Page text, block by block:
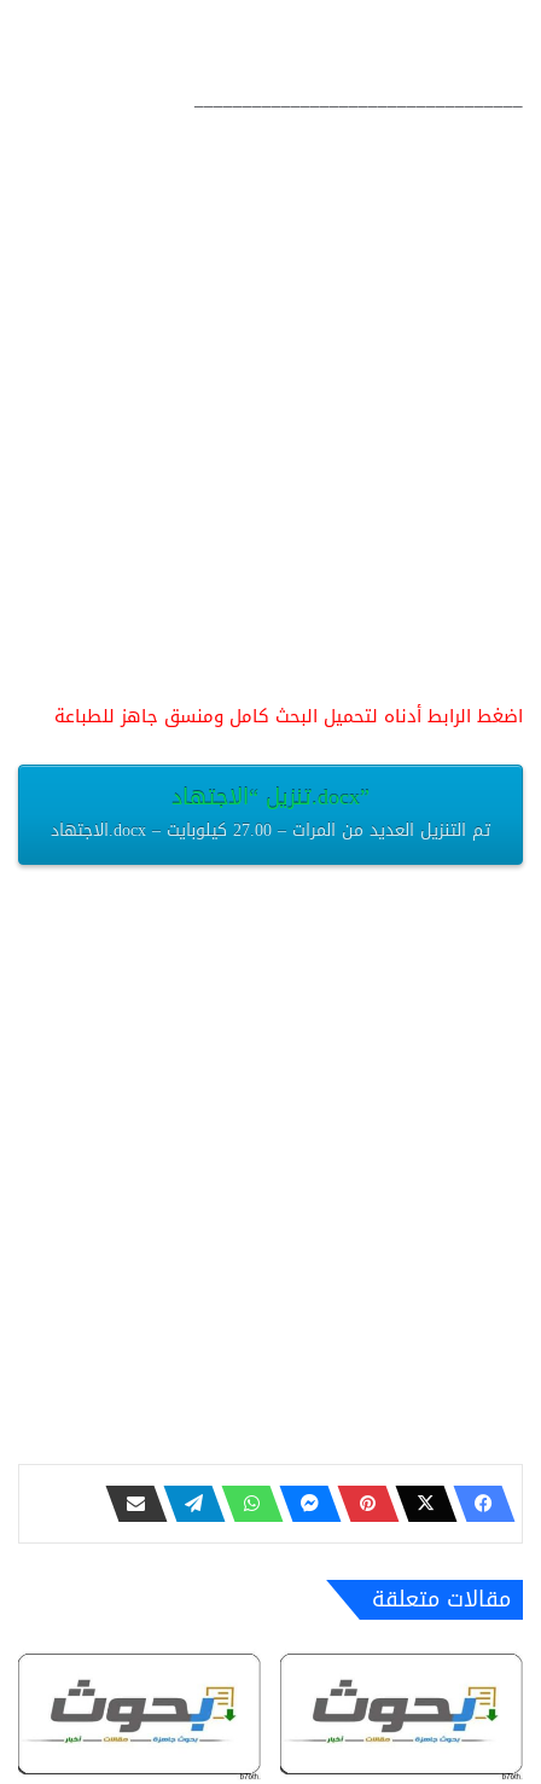
__________________________________
اضغط الرابط أدناه لتحميل البحث كامل ومنسق جاهز للطباعة
تنزيل “الاجتهاد.docx”
الاجتهاد.docx – تم التنزيل العديد من المرات – 27.00 كيلوبايت
مقالات متعلقة